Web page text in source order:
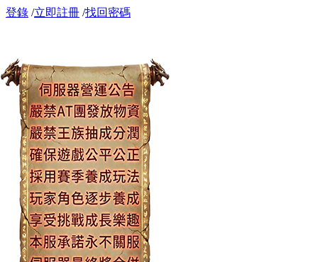
登錄 /立即註冊 /找回密碼